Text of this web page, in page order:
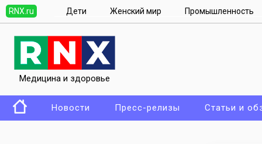
RNX.ru Дети Женский мир Промышленность
Медицина и здоровье
Новости Пресс-релизы Статьи и